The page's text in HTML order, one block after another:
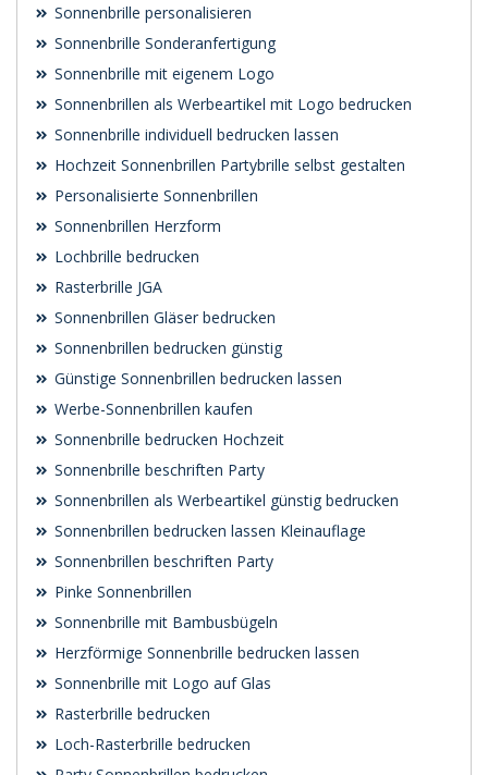
Sonnenbrille personalisieren
Sonnenbrille Sonderanfertigung
Sonnenbrille mit eigenem Logo
Sonnenbrillen als Werbeartikel mit Logo bedrucken
Sonnenbrille individuell bedrucken lassen
Hochzeit Sonnenbrillen Partybrille selbst gestalten
Personalisierte Sonnenbrillen
Sonnenbrillen Herzform
Lochbrille bedrucken
Rasterbrille JGA
Sonnenbrillen Gläser bedrucken
Sonnenbrillen bedrucken günstig
Günstige Sonnenbrillen bedrucken lassen
Werbe-Sonnenbrillen kaufen
Sonnenbrille bedrucken Hochzeit
Sonnenbrille beschriften Party
Sonnenbrillen als Werbeartikel günstig bedrucken
Sonnenbrillen bedrucken lassen Kleinauflage
Sonnenbrillen beschriften Party
Pinke Sonnenbrillen
Sonnenbrille mit Bambusbügeln
Herzförmige Sonnenbrille bedrucken lassen
Sonnenbrille mit Logo auf Glas
Rasterbrille bedrucken
Loch-Rasterbrille bedrucken